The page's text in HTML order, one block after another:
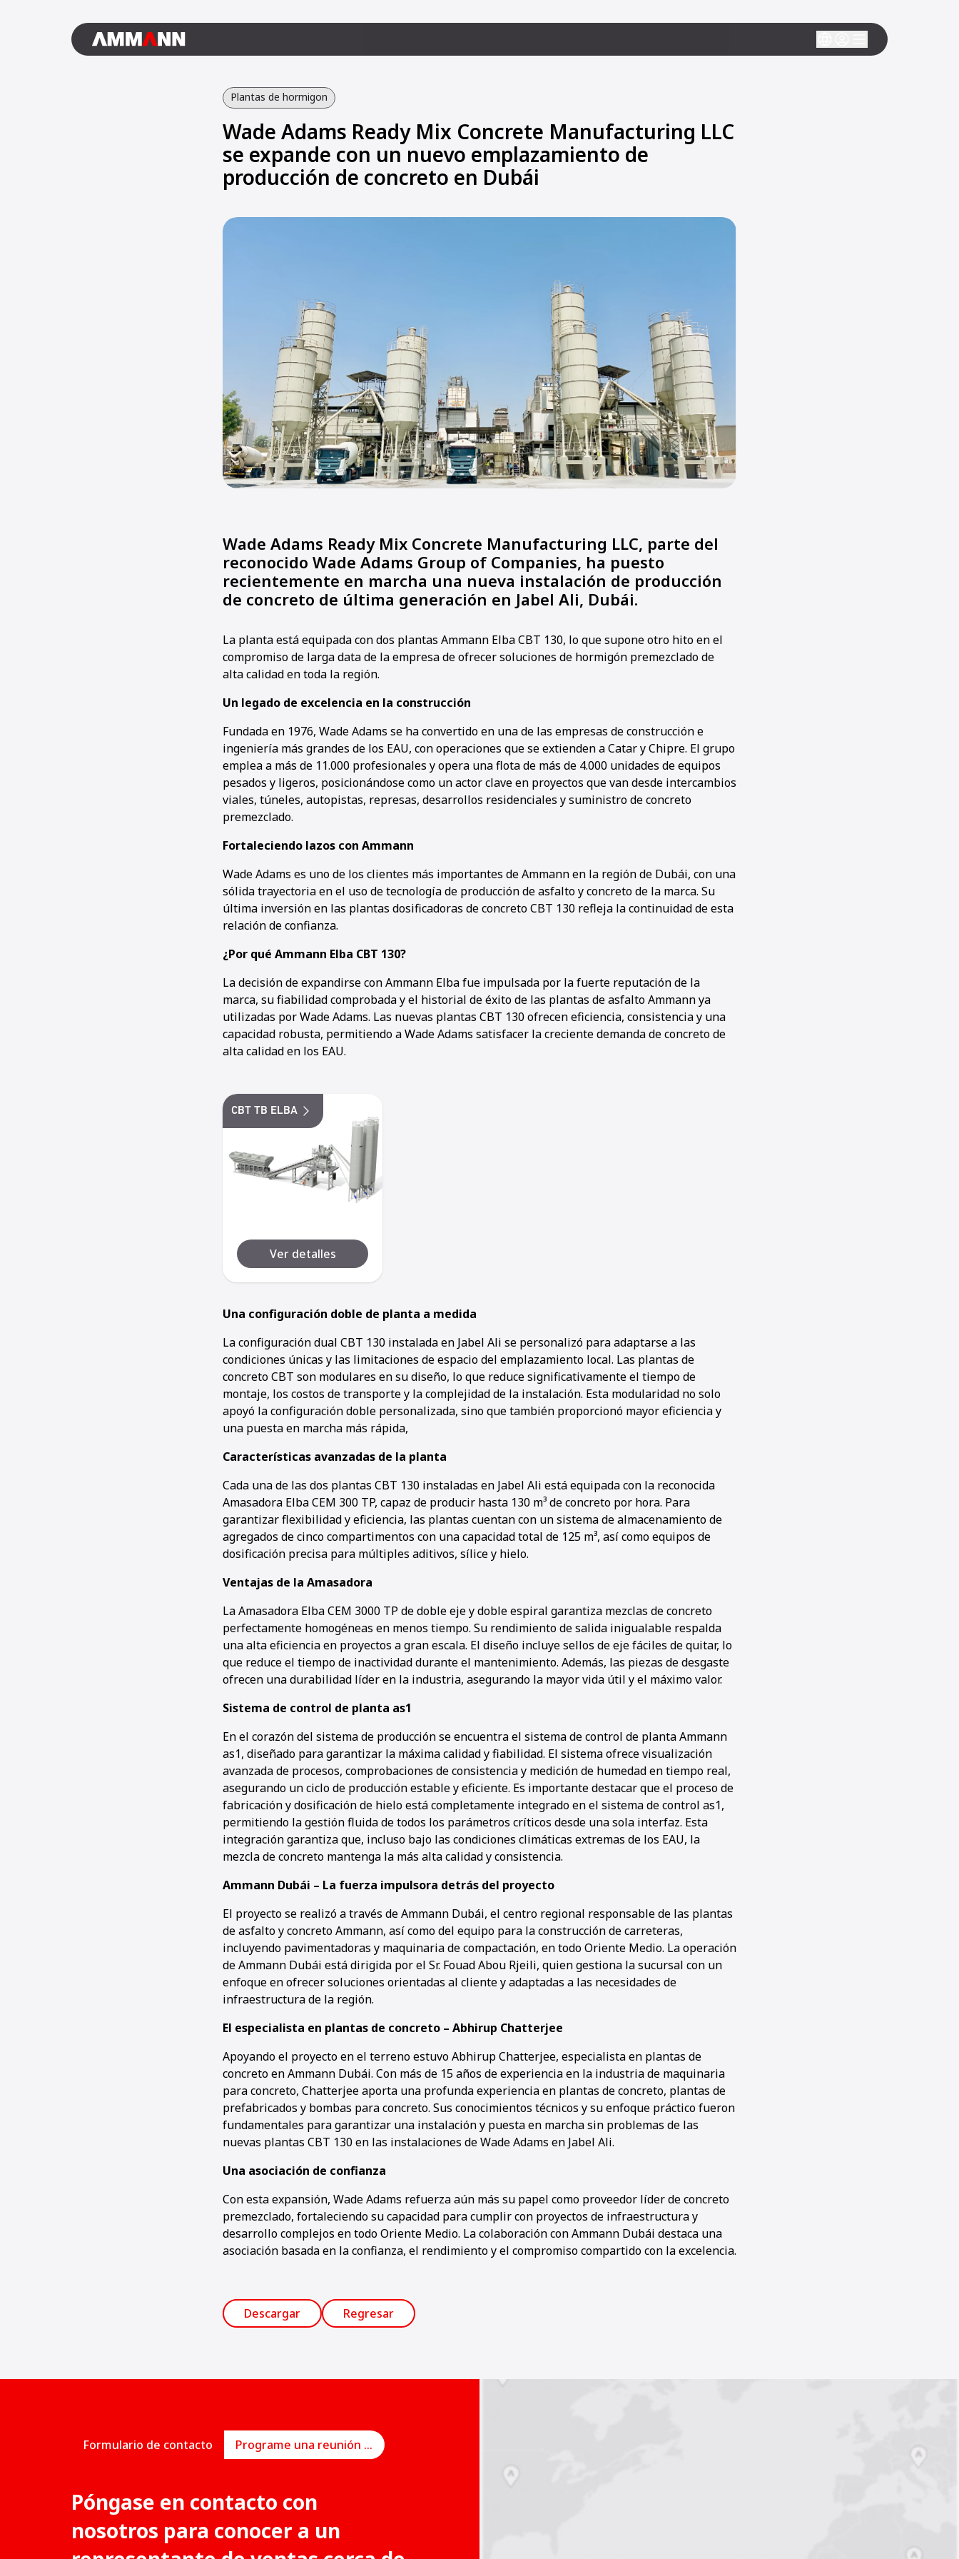
Plantas de hormigon
Wade Adams Ready Mix Concrete Manufacturing LLC
se expande con un nuevo emplazamiento de
producción de concreto en Dubái
Wade Adams Ready Mix Concrete Manufacturing LLC, parte del
reconocido Wade Adams Group of Companies, ha puesto
recientemente en marcha una nueva instalación de producción
de concreto de última generación en Jabel Ali, Dubái.
La planta está equipada con dos plantas Ammann Elba CBT 130, lo que supone otro hito en el
compromiso de larga data de la empresa de ofrecer soluciones de hormigón premezclado de
alta calidad en toda la región.
Un legado de excelencia en la construcción
Fundada en 1976, Wade Adams se ha convertido en una de las empresas de construcción e
ingeniería más grandes de los EAU, con operaciones que se extienden a Catar y Chipre. El grupo
emplea a más de 11.000 profesionales y opera una flota de más de 4.000 unidades de equipos
pesados y ligeros, posicionándose como un actor clave en proyectos que van desde intercambios
viales, túneles, autopistas, represas, desarrollos residenciales y suministro de concreto
premezclado.
Fortaleciendo lazos con Ammann
Wade Adams es uno de los clientes más importantes de Ammann en la región de Dubái, con una
sólida trayectoria en el uso de tecnología de producción de asfalto y concreto de la marca. Su
última inversión en las plantas dosificadoras de concreto CBT 130 refleja la continuidad de esta
relación de confianza.
¿Por qué Ammann Elba CBT 130?
La decisión de expandirse con Ammann Elba fue impulsada por la fuerte reputación de la
marca, su fiabilidad comprobada y el historial de éxito de las plantas de asfalto Ammann ya
utilizadas por Wade Adams. Las nuevas plantas CBT 130 ofrecen eficiencia, consistencia y una
capacidad robusta, permitiendo a Wade Adams satisfacer la creciente demanda de concreto de
alta calidad en los EAU.
CBT TB ELBA
Ver detalles
Una configuración doble de planta a medida
La configuración dual CBT 130 instalada en Jabel Ali se personalizó para adaptarse a las
condiciones únicas y las limitaciones de espacio del emplazamiento local. Las plantas de
concreto CBT son modulares en su diseño, lo que reduce significativamente el tiempo de
montaje, los costos de transporte y la complejidad de la instalación. Esta modularidad no solo
apoyó la configuración doble personalizada, sino que también proporcionó mayor eficiencia y
una puesta en marcha más rápida,
Características avanzadas de la planta
Cada una de las dos plantas CBT 130 instaladas en Jabel Ali está equipada con la reconocida
Amasadora Elba CEM 300 TP, capaz de producir hasta 130 m³ de concreto por hora. Para
garantizar flexibilidad y eficiencia, las plantas cuentan con un sistema de almacenamiento de
agregados de cinco compartimentos con una capacidad total de 125 m³, así como equipos de
dosificación precisa para múltiples aditivos, sílice y hielo.
Ventajas de la Amasadora
La Amasadora Elba CEM 3000 TP de doble eje y doble espiral garantiza mezclas de concreto
perfectamente homogéneas en menos tiempo. Su rendimiento de salida inigualable respalda
una alta eficiencia en proyectos a gran escala. El diseño incluye sellos de eje fáciles de quitar, lo
que reduce el tiempo de inactividad durante el mantenimiento. Además, las piezas de desgaste
ofrecen una durabilidad líder en la industria, asegurando la mayor vida útil y el máximo valor.
Sistema de control de planta as1
En el corazón del sistema de producción se encuentra el sistema de control de planta Ammann
as1, diseñado para garantizar la máxima calidad y fiabilidad. El sistema ofrece visualización
avanzada de procesos, comprobaciones de consistencia y medición de humedad en tiempo real,
asegurando un ciclo de producción estable y eficiente. Es importante destacar que el proceso de
fabricación y dosificación de hielo está completamente integrado en el sistema de control as1,
permitiendo la gestión fluida de todos los parámetros críticos desde una sola interfaz. Esta
integración garantiza que, incluso bajo las condiciones climáticas extremas de los EAU, la
mezcla de concreto mantenga la más alta calidad y consistencia.
Ammann Dubái – La fuerza impulsora detrás del proyecto
El proyecto se realizó a través de Ammann Dubái, el centro regional responsable de las plantas
de asfalto y concreto Ammann, así como del equipo para la construcción de carreteras,
incluyendo pavimentadoras y maquinaria de compactación, en todo Oriente Medio. La operación
de Ammann Dubái está dirigida por el Sr. Fouad Abou Rjeili, quien gestiona la sucursal con un
enfoque en ofrecer soluciones orientadas al cliente y adaptadas a las necesidades de
infraestructura de la región.
El especialista en plantas de concreto – Abhirup Chatterjee
Apoyando el proyecto en el terreno estuvo Abhirup Chatterjee, especialista en plantas de
concreto en Ammann Dubái. Con más de 15 años de experiencia en la industria de maquinaria
para concreto, Chatterjee aporta una profunda experiencia en plantas de concreto, plantas de
prefabricados y bombas para concreto. Sus conocimientos técnicos y su enfoque práctico fueron
fundamentales para garantizar una instalación y puesta en marcha sin problemas de las
nuevas plantas CBT 130 en las instalaciones de Wade Adams en Jabel Ali.
Una asociación de confianza
Con esta expansión, Wade Adams refuerza aún más su papel como proveedor líder de concreto
premezclado, fortaleciendo su capacidad para cumplir con proyectos de infraestructura y
desarrollo complejos en todo Oriente Medio. La colaboración con Ammann Dubái destaca una
asociación basada en la confianza, el rendimiento y el compromiso compartido con la excelencia.
Descargar Regresar
Formulario de contacto Programe una reunión en línea
Póngase en contacto con
nosotros para conocer a un